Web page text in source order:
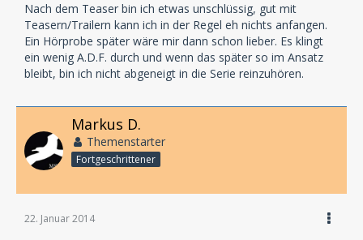
Nach dem Teaser bin ich etwas unschlüssig, gut mit
Teasern/Trailern kann ich in der Regel eh nichts anfangen.
Ein Hörprobe später wäre mir dann schon lieber. Es klingt
ein wenig A.D.F. durch und wenn das später so im Ansatz
bleibt, bin ich nicht abgeneigt in die Serie reinzuhören.
Markus D.
Themenstarter
Fortgeschrittener
22. Januar 2014